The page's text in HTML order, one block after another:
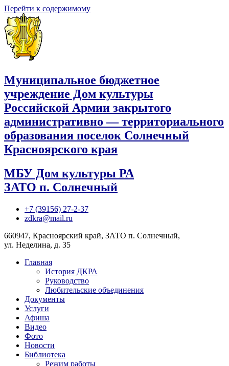
Перейти к содержимому
Муниципальное бюджетное
учреждение Дом культуры
Российской Армии закрытого
административно — территориального
образования поселок Солнечный
Красноярского края
МБУ Дом культуры РА
ЗАТО п. Солнечный
+7 (39156) 27-2-37
zdkra@mail.ru
660947, Красноярский край, ЗАТО п. Солнечный,
ул. Неделина, д. 35
Главная
История ДКРА
Руководство
Любительские объединения
Документы
Услуги
Афиша
Видео
Фото
Новости
Библиотека
Режим работы